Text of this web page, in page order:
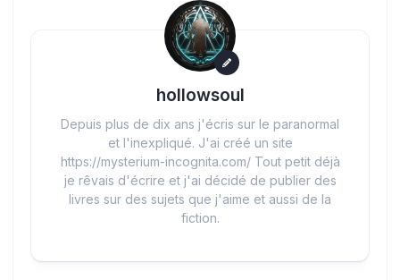
hollowsoul
Depuis plus de dix ans j'écris sur le paranormal
et l'inexpliqué. J'ai créé un site
https://mysterium-incognita.com/ Tout petit déjà
je rêvais d'écrire et j'ai décidé de publier des
livres sur des sujets que j'aime et aussi de la
fiction.